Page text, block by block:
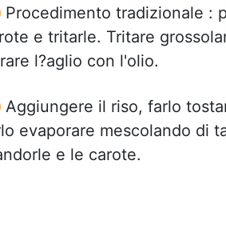
Procedimento tradizionale :
e tritarle. Tritare
l?aglio con l'olio.
Aggiungere il riso, farlo
evaporare mescolando di
e le carote.